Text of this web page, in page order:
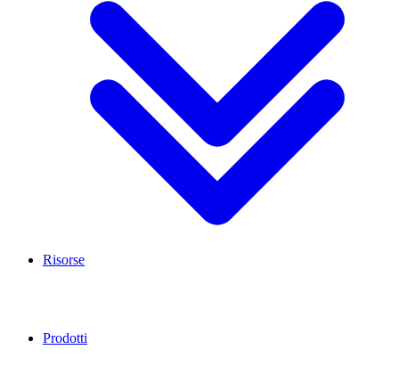
Risorse
Prodotti